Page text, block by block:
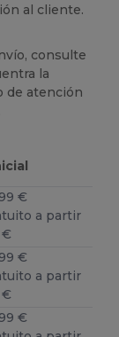
al cliente.
consulte
la
de atención
€
a partir
€
€
a partir
€
€